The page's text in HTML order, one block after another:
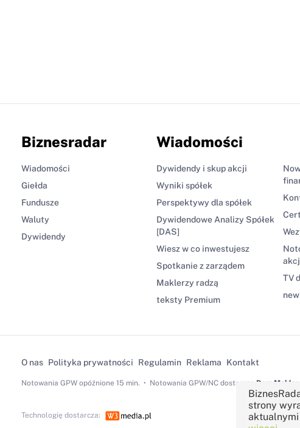
Biznesradar
Wiadomości
Giełda
Fundusze
Waluty
Dywidendy
Wiadomości
Dywidendy i skup akcji
Wyniki spółek
Perspektywy dla spółek
Dywidendowe Analizy Spółek
[DAS]
Wiesz w co inwestujesz
Spotkanie z zarządem
Maklerzy radzą
teksty Premium
TV
O nas Polityka prywatności Regulamin Reklama Kontakt
Notowania GPWopóźnione 15 min. Notowania GPW/NC dostarcza Dom
Technologię dostarcza:
strony